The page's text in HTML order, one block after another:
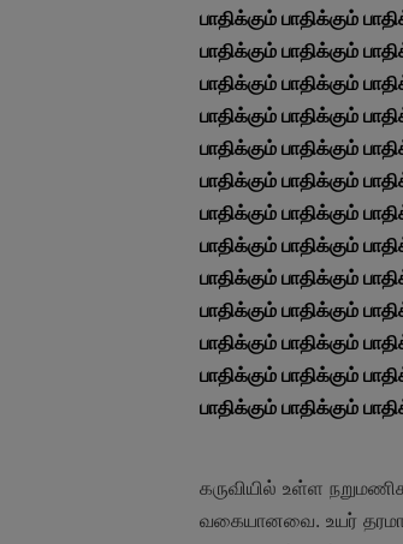
பாதிக்கும் பாதிக்கும்
பாதிக்கும் பாதிக்கும்
பாதிக்கும் பாதிக்கும்
பாதிக்கும் பாதிக்கும்
பாதிக்கும் பாதிக்கும்
பாதிக்கும் பாதிக்கும்
பாதிக்கும் பாதிக்கும்
பாதிக்கும் பாதிக்கும்
பாதிக்கும் பாதிக்கும்
பாதிக்கும் பாதிக்கும்
பாதிக்கும் பாதிக்கும்
பாதிக்கும் பாதிக்கும்
பாதிக்கும் பாதிக்கும்
கருவியில் உள்ள
வகையானவை. உயர்